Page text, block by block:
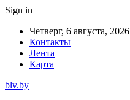
Sign in
Четверг, 6 августа, 2026
Контакты
Лента
Карта
blv.by